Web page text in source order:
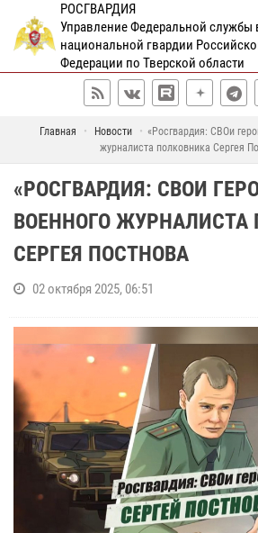
РОСГВАРДИЯ
Управление Федеральной службы
национальной гвардии
Федерации по Тверской области
Главная Новости
«Росгвардия: СВОи
журналиста полковника Сергея
«РОСГВАРДИЯ: СВОИ
ВОЕННОГО ЖУРНАЛИСТА
СЕРГЕЯ ПОСТНОВА
02 октября 2025, 06:51